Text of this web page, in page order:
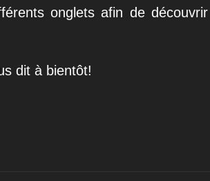
onglets afin de
dit à bientôt!